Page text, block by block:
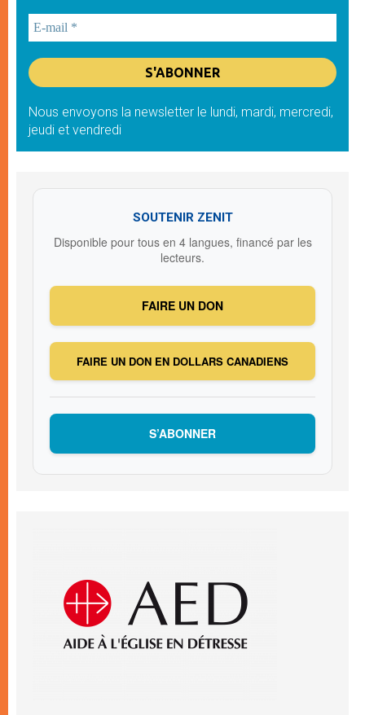
Nous envoyons la newsletter le lundi, mardi, mercredi,
jeudi et vendredi
SOUTENIR ZENIT
Disponible pour tous en 4 langues, financé par les
lecteurs.
FAIRE UN DON
FAIRE UN DON EN DOLLARS CANADIENS
S’ABONNER